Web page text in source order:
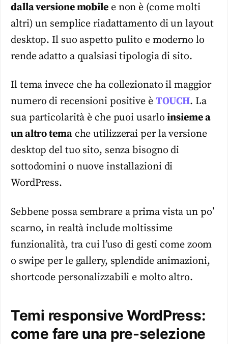
dalla versione mobilee non è (come molti
altri) un semplice riadattamento di un layout
desktop. Il suo aspetto pulito e moderno lo
rende adatto a qualsiasi tipologia di sito.
Il tema invece che ha collezionato il maggior
numero di recensioni positive è TOUCH. La
sua particolarità è che puoi usarloinsieme a
un altro temache utilizzerai per la versione
desktop del tuo sito, senza bisogno di
sottodomini o nuove installazioni di
WordPress.
Sebbene possa sembrare a prima vista un po’
scarno, in realtà include moltissime
funzionalità, tra cui l’uso di gesti come zoom
o swipe per le gallery, splendide animazioni,
shortcode personalizzabili e molto altro.
Temi responsive WordPress:
come fare una pre-selezione